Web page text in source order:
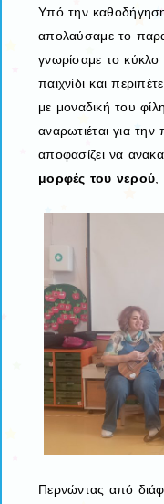
Υπό την
απολαύσαμε το
γνωρίσαμε το
παιχνίδι και
με μοναδική του
αναρωτιέται για
αποφασίζει να
μορφές του νερού
Περνώντας από